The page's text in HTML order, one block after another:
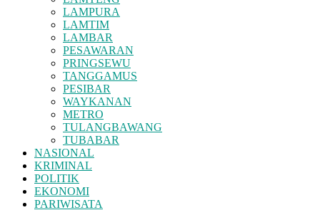
LAMPURA
LAMTIM
LAMBAR
PESAWARAN
PRINGSEWU
TANGGAMUS
PESIBAR
WAYKANAN
METRO
TULANGBAWANG
TUBABAR
NASIONAL
KRIMINAL
POLITIK
EKONOMI
PARIWISATA